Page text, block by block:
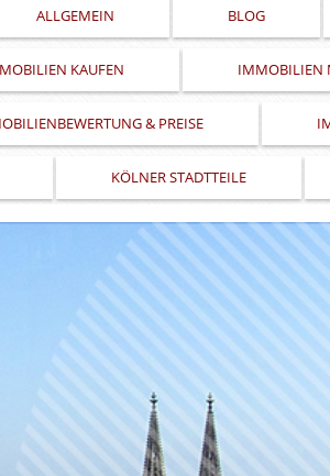
ALLGEMEIN BLOG
KAUFEN IMMOBILIEN
& PREISE
KÖLNER STADTTEILE